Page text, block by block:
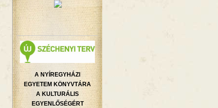
A NYÍREGYHÁZI
EGYETEM KÖNYVTÁRA
A KULTURÁLIS
EGYENLŐSÉGÉRT